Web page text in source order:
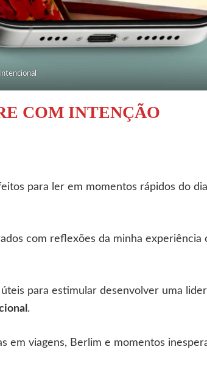
COM INTENÇÃO
para ler em momentos rápidos do
com reflexões da minha experiência
para estimular desenvolver uma
.
em viagens, Berlim e momentos